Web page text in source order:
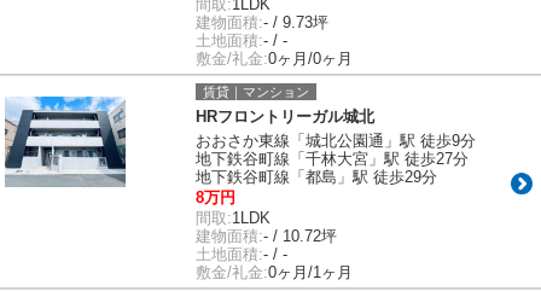
間取:1LDK
建物面積:- / 9.73坪
土地面積:- / -
敷金/礼金:0ヶ月/0ヶ月
賃貸｜マンション
HRフロントリーガル城北
おおさか東線「城北公園通」駅 徒歩9分
地下鉄谷町線「千林大宮」駅 徒歩27分
地下鉄谷町線「都島」駅 徒歩29分
8万円
間取:1LDK
建物面積:- / 10.72坪
土地面積:- / -
敷金/礼金:0ヶ月/1ヶ月